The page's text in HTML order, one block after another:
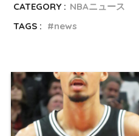
CATEGORY : NBAニュース
TAGS :
news